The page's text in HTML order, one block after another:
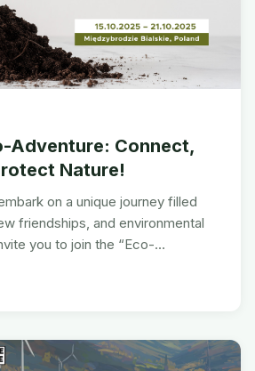
Adventure: Connect,
Nature!
on a unique journey filled
friendships, and environmental
you to join the “Eco-
taking place from 15.10.2025